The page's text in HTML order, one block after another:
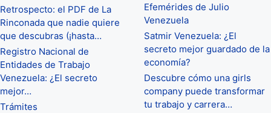
Retrospecto: el PDF de La
Rinconada que nadie quiere
que descubras (¡hasta…
Registro Nacional de
Entidades de Trabajo
Venezuela: ¿El secreto
mejor…
Trámites
Efemérides de Julio
Venezuela
Satmir Venezuela: ¿El
secreto mejor guardado de la
economía?
Descubre cómo una girls
company puede transformar
tu trabajo y carrera…